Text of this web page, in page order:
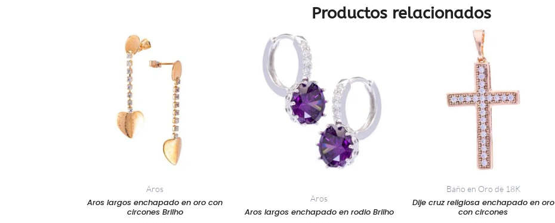
Productos relacionados
Aros
Aros largos enchapado en oro con
circones Brilho
Aros
Aros largos enchapado en rodio Brilho
Baño en Oro de 18K
Dije cruz religiosa enchapado en oro
con circones